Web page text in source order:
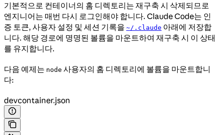
기본적으로 컨테이너의 홈 디렉토리는 재구축 시 삭제되므로
엔지니어는 매번 다시 로그인해야 합니다. Claude Code는 인
증 토큰, 사용자 설정 및 세션 기록을 ~/.claude 아래에 저장합
니다. 해당 경로에 명명된 볼륨을 마운트하여 재구축 시 이 상태
를 유지합니다.
다음 예제는 node 사용자의 홈 디렉토리에 볼륨을 마운트합니
다:
devcontainer.json